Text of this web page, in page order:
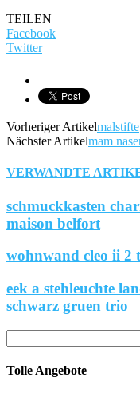
TEILEN
Facebook
Twitter
Vorheriger Artikelmalstifte
Nächster Artikelmam
VERWANDTE
schmuckkasten
maison belfort
wohnwand cleo ii 2
eek a stehleuchte
schwarz gruen trio
Tolle Angebote